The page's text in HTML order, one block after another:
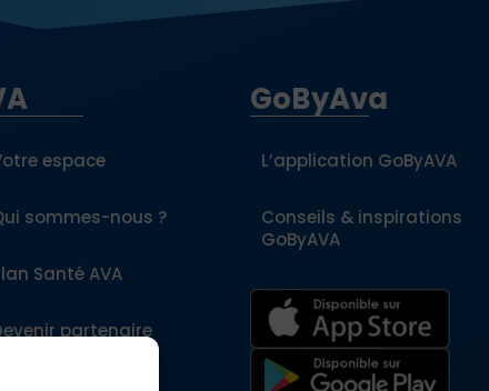
espace
sommes-nous ?
Santé AVA
partenaire
GoByAva
L’application GoByAVA
Conseils & inspirations
GoByAVA